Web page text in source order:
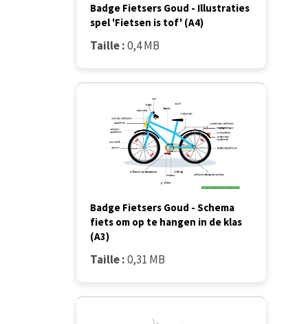
Badge Fietsers Goud - Illustraties
spel 'Fietsen is tof' (A4)
Taille :0,4 MB
Badge Fietsers Goud - Schema
fiets om op te hangen in de klas
(A3)
Taille :0,31 MB